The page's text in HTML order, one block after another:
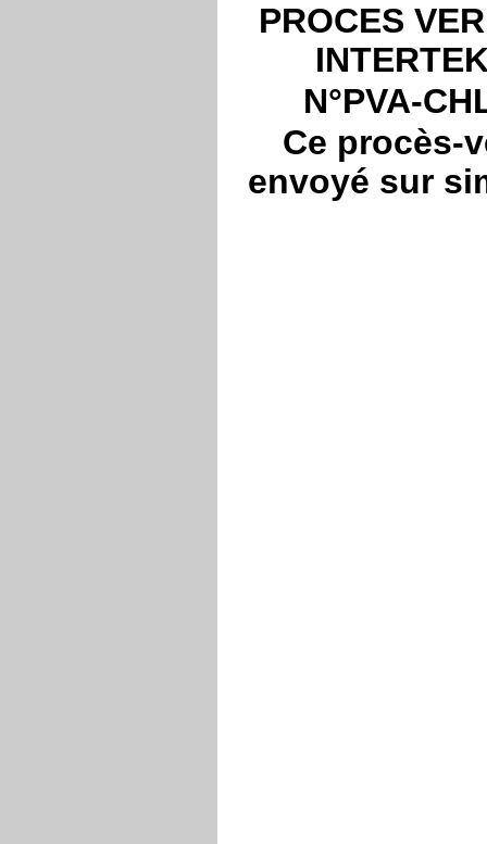
PROCES
N°PVA-
Ce procès-
envoyé sur